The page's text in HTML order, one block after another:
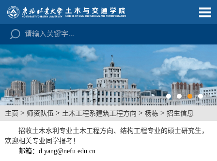
主页 > 师资队伍 > 土木工程系建筑工程方向 > 杨栋 > 招生信息
招收土木水利专业土木工程方向、结构工程专业的硕士研究生，
欢迎相关专业同学报考！
邮箱： d.yang@nefu.edu.cn